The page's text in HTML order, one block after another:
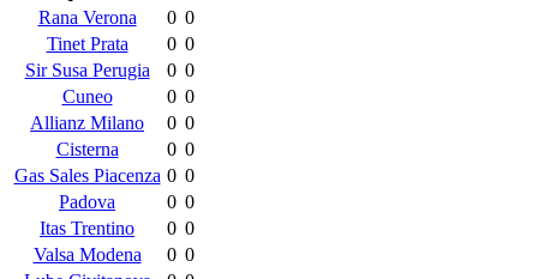
Rana Verona
0 0
Tinet Prata
0 0
Sir Susa Perugia
0 0
Cuneo
0 0
Allianz Milano
0 0
Cisterna
0 0
Gas Sales Piacenza 0 0
Padova
0 0
Itas Trentino
0 0
Valsa Modena
0 0